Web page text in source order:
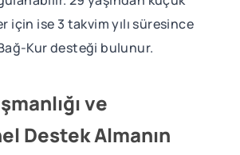
için ise 3 takvim yılı süresince
Kur desteği bulunur.
ve
Destek Almanın